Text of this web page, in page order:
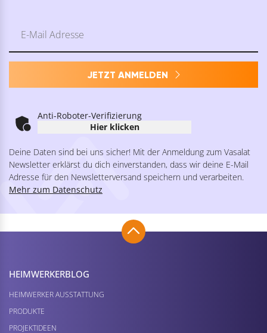
JETZT ANMELDEN
Anti-Roboter-Verifizierung
Hier klicken
Deine Daten sind bei uns sicher! Mit der Anmeldung zum Vasalat
Newsletter erklärst du dich einverstanden, dass wir deine E-Mail
Adresse für den Newsletterversand speichern und verarbeiten.
Mehr zum Datenschutz
HEIMWERKER­BLOG
HEIMWERKER AUSSTATTUNG
PRODUKTE
PROJEKTIDEEN